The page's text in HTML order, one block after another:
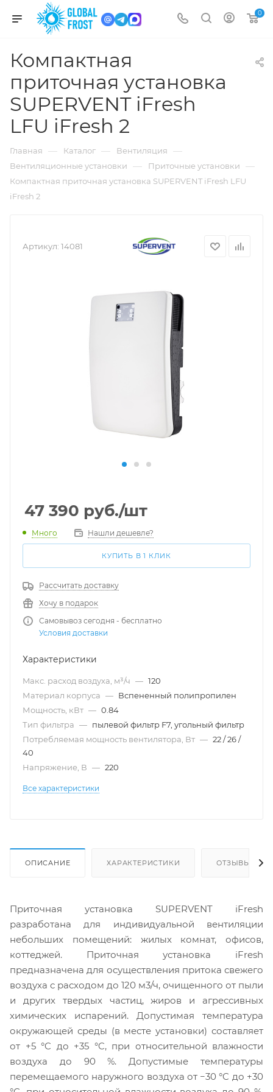
0
Компактная
приточная установка
SUPERVENT iFresh
LFU iFresh 2
Главная — Каталог — Вентиляция —
Вентиляционные установки — Приточные установки —
Компактная приточная установка SUPERVENT iFresh LFU
iFresh 2
Артикул: 14081
47 390 руб./шт
Много Нашли дешевле?
КУПИТЬ В 1 КЛИК
Рассчитать доставку
Хочу в подарок
Самовывоз сегодня - бесплатно
Условия доставки
Характеристики
Maкс. расход воздуха, м³/ч — 120
Материал корпуса — Вспененный полипропилен
Мощность, кВт — 0.84
Тип фильтра — пылевой фильтр F7, угольный фильтр
Потребляемая мощность вентилятора, Вт — 22 / 26 /
40
Напряжение, В — 220
Все характеристики
ОПИСАНИЕ ХАРАКТЕРИСТИКИ ОТЗЫВЫ
Приточная установка SUPERVENT iFresh
разработана для индивидуальной вентиляции
небольших помещений: жилых комнат, офисов,
коттеджей. Приточная установка iFresh
предназначена для осуществления притока свежего
воздуха с расходом до 120 м3/ч, очищенного от пыли
и других твердых частиц, жиров и агрессивных
химических испарений. Допустимая температура
окружающей среды (в месте установки) составляет
от +5 °C до +35 °C, при относительной влажности
воздуха до 90 %. Допустимые температуры
перемещаемого наружного воздуха от −30 °C до +30